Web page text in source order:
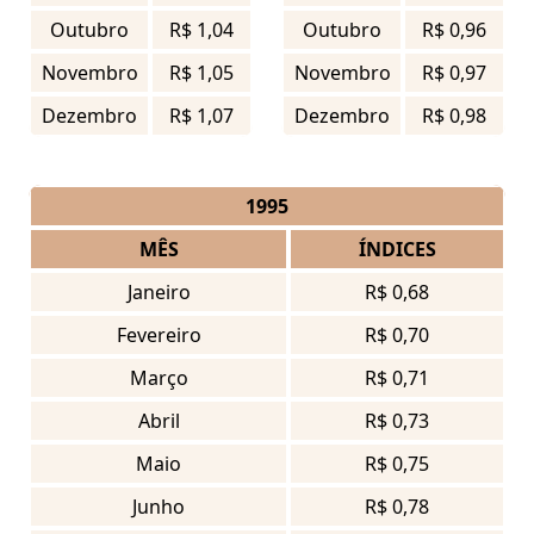
Outubro
R$ 1,04
Novembro
R$ 1,05
Dezembro
R$ 1,07
Outubro
R$ 0,96
Novembro
R$ 0,97
Dezembro
R$ 0,98
1995
MÊS
ÍNDICES
Janeiro
R$ 0,68
Fevereiro
R$ 0,70
Março
R$ 0,71
Abril
R$ 0,73
Maio
R$ 0,75
Junho
R$ 0,78